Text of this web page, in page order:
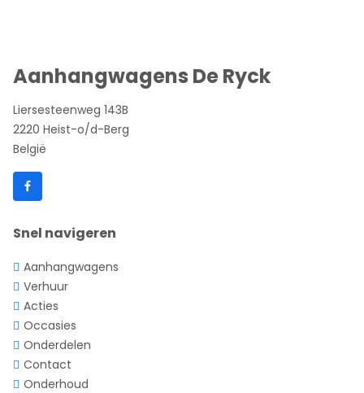
Aanhangwagens De Ryck
Liersesteenweg 143B
2220 Heist-o/d-Berg
België
Snel navigeren
Aanhangwagens
Verhuur
Acties
Occasies
Onderdelen
Contact
Onderhoud